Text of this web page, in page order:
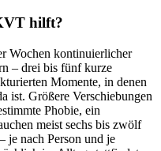
hilft?
Wochen kontinuierlicher
– drei bis fünf kurze
Momente, in denen
ist. Größere Verschiebungen
Phobie, ein
meist sechs bis zwölf
je nach Person und je